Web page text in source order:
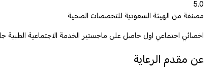
5.0
مصنفة من الهيئة السعودية للتخصصات الصحية
اخصائي اجتماعي اول حاصل على ماجستير الخدمة الاجتماعية الطبية جامعة الملك
عن مقدم الرعاية